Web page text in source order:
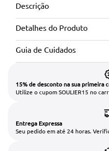
Descrição
Detalhes do Produto
Guia de Cuidados
15% de desconto na sua primeira
Utilize o cupom SOULIER15 no
Entrega Expressa
Seu pedido em até 24 horas.